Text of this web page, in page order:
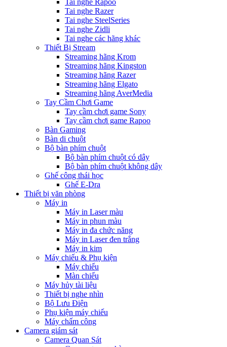
Tai nghe Rapoo
Tai nghe Razer
Tai nghe SteelSeries
Tai nghe Zidli
Tai nghe các hãng khác
Thiết Bị Stream
Streaming hãng Krom
Streaming hãng Kingston
Streaming hãng Razer
Streaming hãng Elgato
Streaming hãng AverMedia
Tay Cầm Chơi Game
Tay cầm chơi game Sony
Tay cầm chơi game Rapoo
Bàn Gaming
Bàn di chuột
Bộ bàn phím chuột
Bộ bàn phím chuột có dây
Bộ bàn phím chuột không dây
Ghế công thái học
Ghế E-Dra
Thiết bị văn phòng
Máy in
Máy in Laser màu
Máy in phun màu
Máy in đa chức năng
Máy in Laser đen trắng
Máy in kim
Máy chiếu & Phụ kiện
Máy chiếu
Màn chiếu
Máy hủy tài liệu
Thiết bị nghe nhìn
Bộ Lưu Điện
Phụ kiện máy chiếu
Máy chấm công
Camera giám sát
Camera Quan Sát